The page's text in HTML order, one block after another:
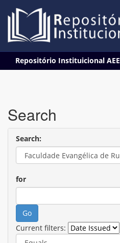
navigation
Repositório Instituicional AEE
Search
Search:
for
Current filters: